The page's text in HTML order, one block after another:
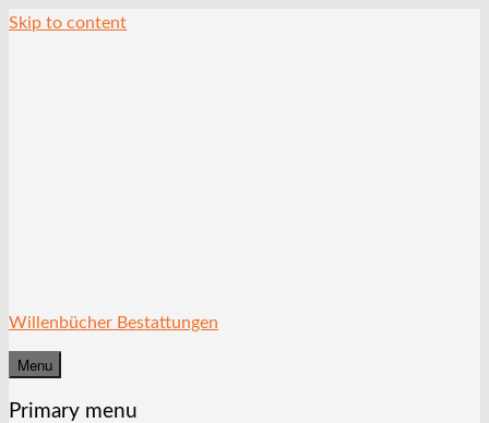
Skip to content
Willenbücher Bestattungen
Menu
Primary menu